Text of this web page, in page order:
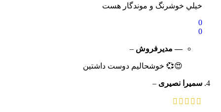
خيلي خوشرنگ و موندگار هست
0
0
— مدیرفروش –
😍💞 خوشحالیم دوست داشتین
سمیرا نصیری –